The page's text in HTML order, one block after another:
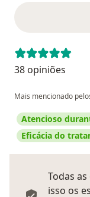
38 opiniões
Mais mencionado
Atencioso
Eficácia do
Todas
isso os